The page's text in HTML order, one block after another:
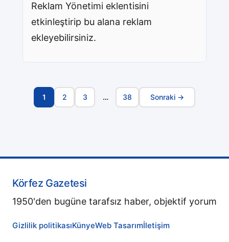
Reklam Yönetimi eklentisini
etkinleştirip bu alana reklam
ekleyebilirsiniz.
Sayfa
1 2 3 … 38 Sonraki →
Körfez Gazetesi
1950'den bugüne tarafsız haber, objektif yorum
Gizlilik politikasıKünyeWeb Tasarımİletişim